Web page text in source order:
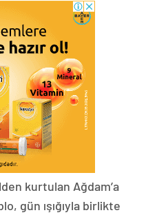
kurtulan Ağdam’a
gün ışığıyla birlikte